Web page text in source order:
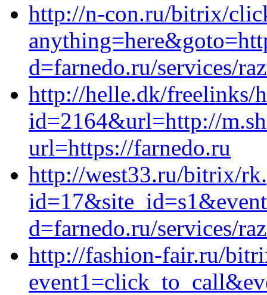
http://n-con.ru/bitrix/
d=farnedo.ru/services/
http://helle.dk/freelinks/
id=2164&url=http://
url=https://farnedo.ru
http://west33.ru/bitrix/
d=farnedo.ru/services/
http://fashion-fair.ru/